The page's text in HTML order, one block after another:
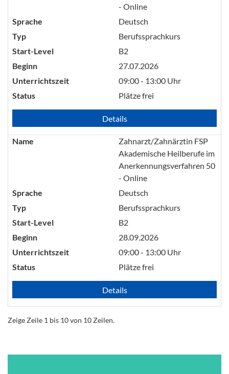
- Online
Sprache
Deutsch
Typ
Berufssprachkurs
Start-Level
B2
Beginn
27.07.2026
Unterrichtszeit
09:00 - 13:00 Uhr
Status
Plätze frei
Details
Name
Zahnarzt/Zahnärztin FSP
Akademische Heilberufe im
Anerkennungsverfahren 50
- Online
Sprache
Deutsch
Typ
Berufssprachkurs
Start-Level
B2
Beginn
28.09.2026
Unterrichtszeit
09:00 - 13:00 Uhr
Status
Plätze frei
Details
Zeige Zeile 1 bis 10 von 10 Zeilen.